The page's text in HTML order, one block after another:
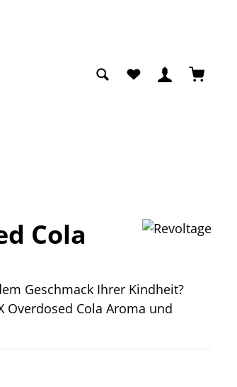
Du hast 0 Produkte
Cola
Geschmack Ihrer Kindheit?
Overdosed Cola Aroma und